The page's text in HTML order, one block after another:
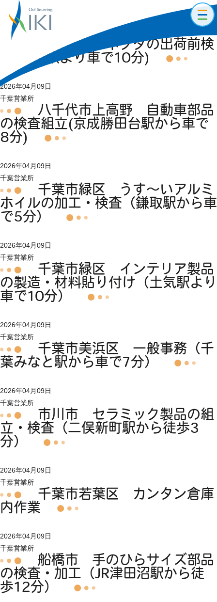
株式会社アイケイアイ
千葉営業所
佐倉市 コネクタの出荷前検
査(佐倉駅より車で10分)
2026年04月09日
千葉営業所
八千代市上高野 自動車部品
の検査組立(京成勝田台駅から車で
8分)
2026年04月09日
千葉営業所
千葉市緑区 うす～いアルミ
ホイルの加工・検査（鎌取駅から車
で5分）
2026年04月09日
千葉営業所
千葉市緑区 インテリア製品
の製造・材料貼り付け（土気駅より
車で10分）
2026年04月09日
千葉営業所
千葉市美浜区 一般事務（千
葉みなと駅から車で7分）
2026年04月09日
千葉営業所
市川市 セラミック製品の組
立・検査（二俣新町駅から徒歩3
分）
2026年04月09日
千葉営業所
千葉市若葉区 カンタン倉庫
内作業
2026年04月09日
千葉営業所
船橋市 手のひらサイズ部品
の検査・加工（JR津田沼駅から徒
歩12分）